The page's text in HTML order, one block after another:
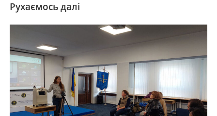
Рухаємось далі